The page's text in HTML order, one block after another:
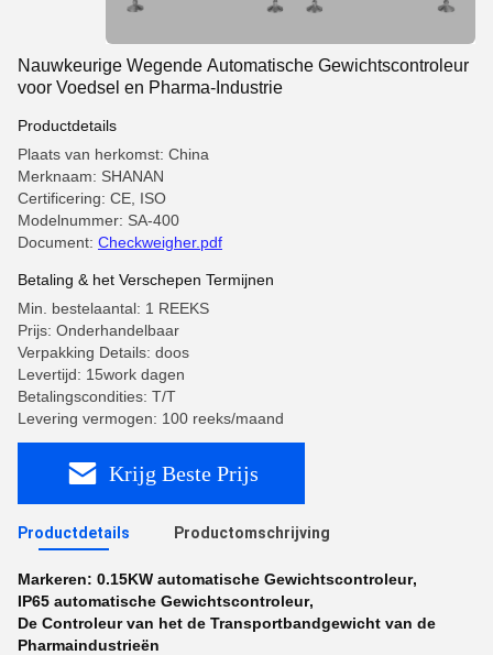
Nauwkeurige Wegende Automatische Gewichtscontroleur
voor Voedsel en Pharma-Industrie
Productdetails
Plaats van herkomst: China
Merknaam: SHANAN
Certificering: CE, ISO
Modelnummer: SA-400
Document: Checkweigher.pdf
Betaling & het Verschepen Termijnen
Min. bestelaantal: 1 REEKS
Prijs: Onderhandelbaar
Verpakking Details: doos
Levertijd: 15work dagen
Betalingscondities: T/T
Levering vermogen: 100 reeks/maand
Krijg Beste Prijs
Productdetails Productomschrijving
Markeren: 0.15KW automatische Gewichtscontroleur,
IP65 automatische Gewichtscontroleur,
De Controleur van het de Transportbandgewicht van de
Pharmaindustrieën